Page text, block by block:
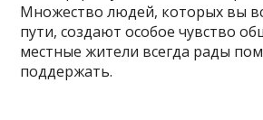
Множество людей, которых вы
пути, создают особое чувство
местные жители всегда рады
поддержать.